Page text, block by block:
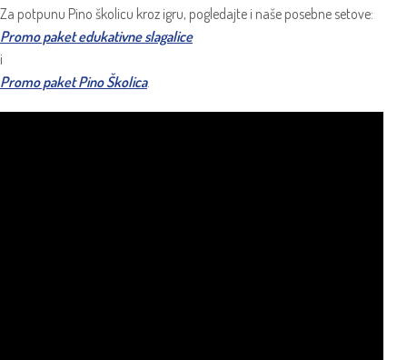
Za potpunu Pino školicu kroz igru, pogledajte i naše posebne setove:
Promo paket edukativne slagalice
i
Promo paket Pino Školica.